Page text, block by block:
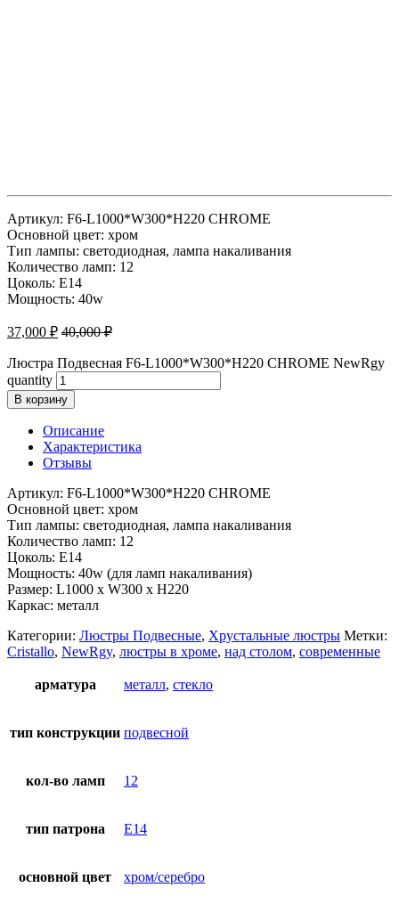
Артикул: F6-L1000*W300*H220 CHROME
Основной цвет: хром
Тип лампы: светодиодная, лампа накаливания
Количество ламп: 12
Цоколь: E14
Мощность: 40w
37,000 ₽ 40,000₽
Люстра Подвесная F6-L1000*W300*H220 CHROME NewRgy
quantity
В корзину
Описание
Характеристика
Отзывы
Артикул: F6-L1000*W300*H220 CHROME
Основной цвет: хром
Тип лампы: светодиодная, лампа накаливания
Количество ламп: 12
Цоколь: E14
Мощность: 40w (для ламп накаливания)
Размер: L1000 x W300 x H220
Каркас: металл
Категории: Люстры Подвесные, Хрустальные люстры Метки:
Cristallo, NewRgy, люстры в хроме, над столом, современные
арматура металл, стекло
тип конструкции подвесной
кол-во ламп 12
тип патрона E14
основной цвет хром/серебро